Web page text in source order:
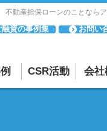
不動産担保ローンのことなら
融資の事例集 お問い
CSR活動 会社